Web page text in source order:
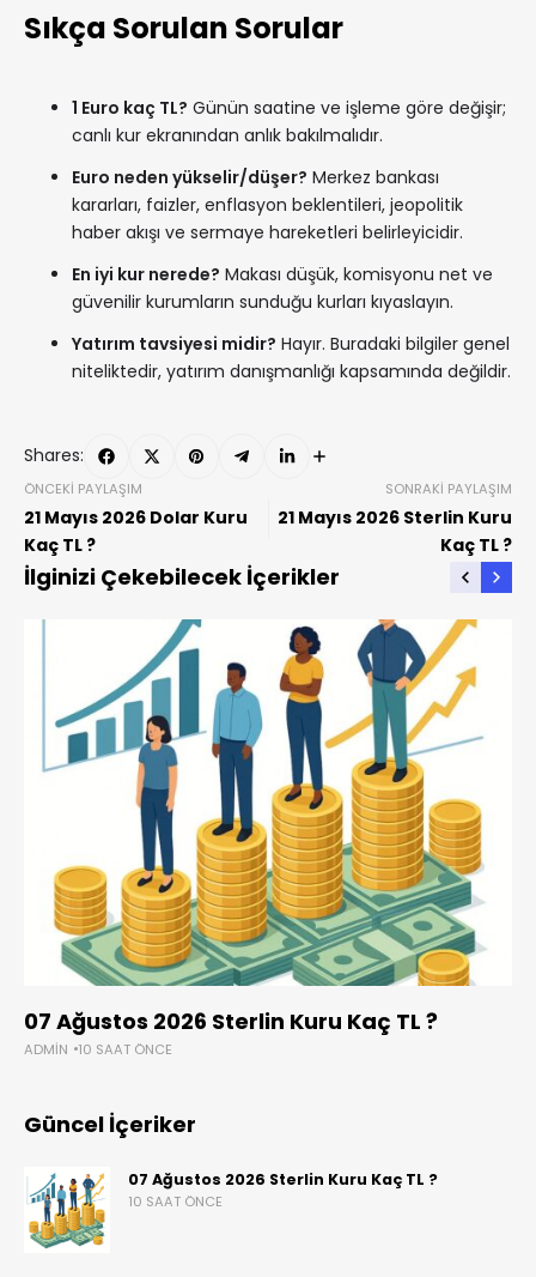
Sıkça Sorulan Sorular
1 Euro kaç TL? Günün saatine ve işleme göre değişir;
canlı kur ekranından anlık bakılmalıdır.
Euro neden yükselir/düşer? Merkez bankası
kararları, faizler, enflasyon beklentileri, jeopolitik
haber akışı ve sermaye hareketleri belirleyicidir.
En iyi kur nerede? Makası düşük, komisyonu net ve
güvenilir kurumların sunduğu kurları kıyaslayın.
Yatırım tavsiyesi midir? Hayır. Buradaki bilgiler genel
niteliktedir, yatırım danışmanlığı kapsamında değildir.
Shares:
ÖNCEKI PAYLAŞIM
21 Mayıs 2026 Dolar Kuru
Kaç TL ?
SONRAKI PAYLAŞIM
21 Mayıs 2026 Sterlin Kuru
Kaç TL ?
İlginizi Çekebilecek İçerikler
07 Ağustos 2026 Sterlin Kuru Kaç TL ?
ADMIN 10 SAAT ÖNCE
Güncel İçeriker
07 Ağustos 2026 Sterlin Kuru Kaç TL ?
10 SAAT ÖNCE